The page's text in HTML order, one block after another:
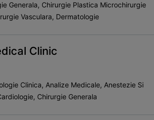
Generala, Chirurgie Plastica Microchirurgie
Vasculara, Dermatologie
Clinic
Clinica, Analize Medicale, Anestezie Si
Chirurgie Generala